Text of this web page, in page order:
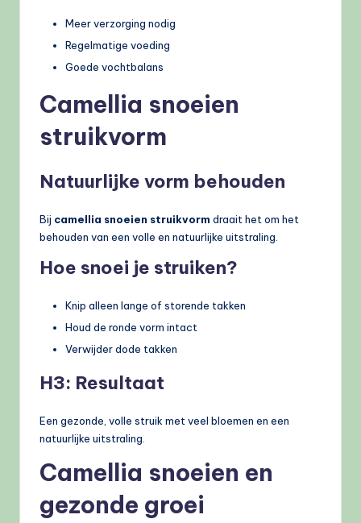
Meer verzorging nodig
Regelmatige voeding
Goede vochtbalans
Camellia snoeien
struikvorm
Natuurlijke vorm behouden
Bij camellia snoeien struikvorm draait het om het
behouden van een volle en natuurlijke uitstraling.
Hoe snoei je struiken?
Knip alleen lange of storende takken
Houd de ronde vorm intact
Verwijder dode takken
H3: Resultaat
Een gezonde, volle struik met veel bloemen en een
natuurlijke uitstraling.
Camellia snoeien en
gezonde groei